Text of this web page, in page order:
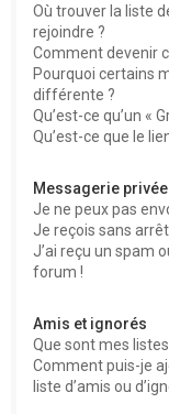
Où trouver la liste
rejoindre ?
Comment devenir
Pourquoi certains
différente ?
Qu’est-ce qu’un «
Qu’est-ce que le
Messagerie privée
Je ne peux pas
Je reçois sans
J’ai reçu un spam
forum !
Amis et ignorés
Que sont mes listes
Comment puis-je
liste d’amis ou